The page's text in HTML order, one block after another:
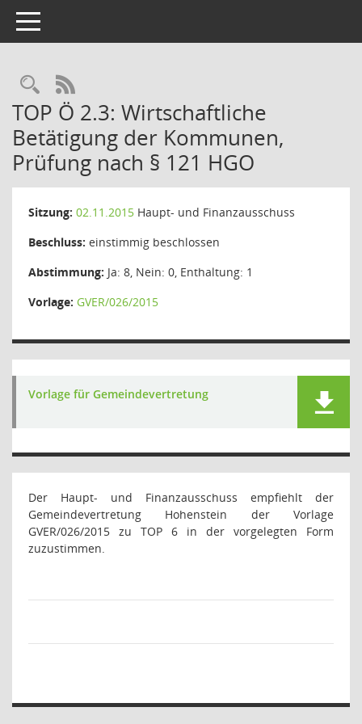
Toggle navigation
Rechercheauswahl
RSS-Feed
TOP Ö 2.3: Wirtschaftliche
Betätigung der Kommunen,
Prüfung nach § 121 HGO
Sitzung: 02.11.2015 Haupt- und Finanzausschuss
Beschluss: einstimmig beschlossen
Abstimmung: Ja: 8, Nein: 0, Enthaltung: 1
Vorlage: GVER/026/2015
Vorlage für Gemeindevertretung
Der Haupt- und Finanzausschuss empfiehlt der
Gemeindevertretung Hohenstein der Vorlage
GVER/026/2015 zu TOP 6 in der vorgelegten Form
zuzustimmen.